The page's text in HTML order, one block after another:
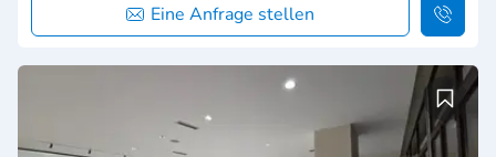
Eine Anfrage stellen